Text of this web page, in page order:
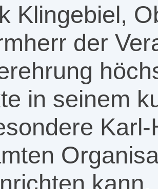
Klingebiel,
der
in seinem